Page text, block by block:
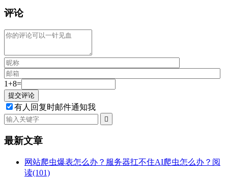
评论
1+8=
有人回复时邮件通知我

最新文章
网站爬虫爆表怎么办？服务器扛不住AI爬虫怎么办？ 阅
读(101)